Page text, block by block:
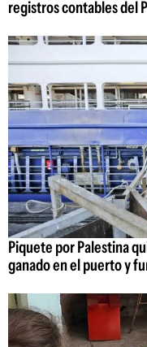
registros contables del
Piquete por Palestina
ganado en el puerto y